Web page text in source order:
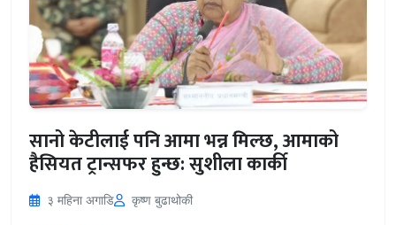
सानो केटीलाई पनि आमा भन्न मिल्छ, आमाको
हैसियत ट्रान्सफर हुन्छ: सुशीला कार्की
३ महिना अगाडि कृष्ण बुढाथोकी